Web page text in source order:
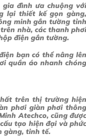
đình ưa chuộng với
lại thiết kế gọn gàng,
minh gắn tường tỉnh
nhà, các thanh phơi
điện gắn tường.
bạn có thể nâng lên
quần áo nhanh chóng
trên thị trường hiện
phơi giàn phơi thông
Atechco, cũng được
tạo hiện đại và phức
gàng, tinh tế.